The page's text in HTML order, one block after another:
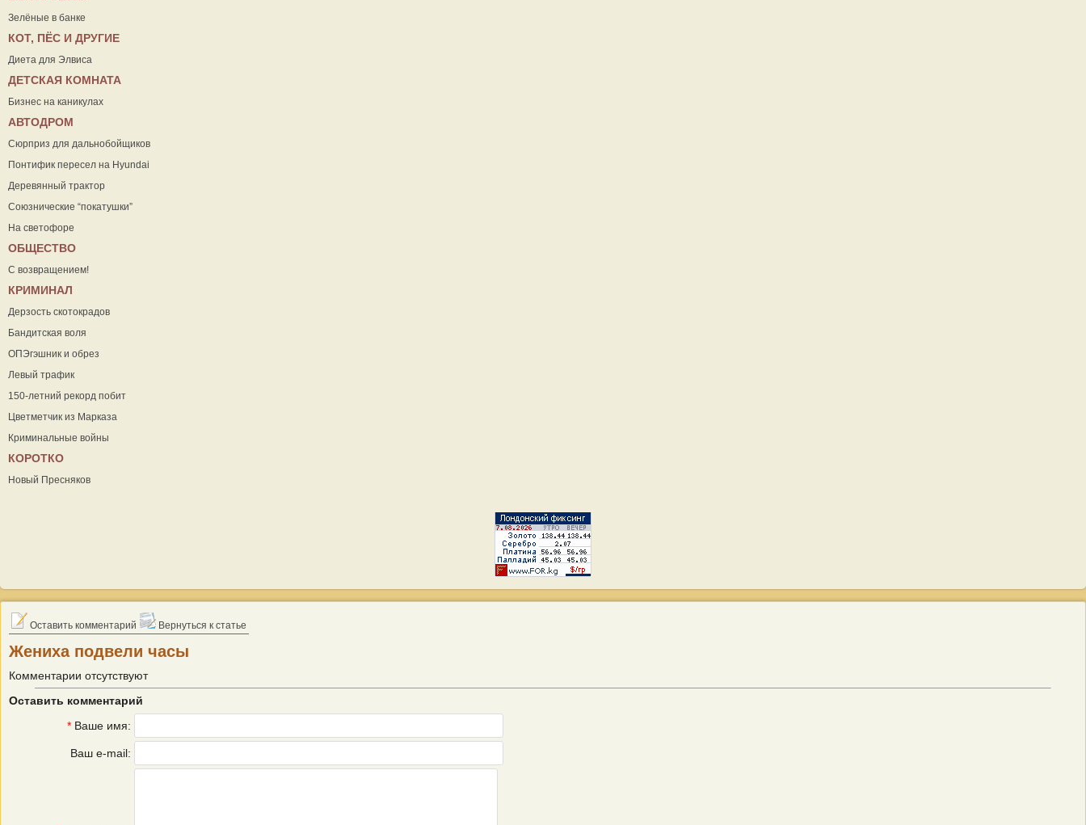
Зелёные в банке
КОТ, ПЁС И ДРУГИЕ
Диета для Элвиса
ДЕТСКАЯ КОМНАТА
Бизнес на каникулах
АВТОДРОМ
Сюрприз для дальнобойщиков
Понтифик пересел на Hyundai
Деревянный трактор
Союзнические “покатушки”
На светофоре
ОБЩЕСТВО
С возвращением!
КРИМИНАЛ
Дерзость скотокрадов
Бандитская воля
ОПЭгэшник и обрез
Левый трафик
150-летний рекорд побит
Цветметчик из Марказа
Криминальные войны
КОРОТКО
Новый Пресняков
Оставить комментарий Вернуться к статье
Жениха подвели часы
Комментарии отсутствуют
Оставить комментарий
* Ваше имя:
Ваш e-mail: